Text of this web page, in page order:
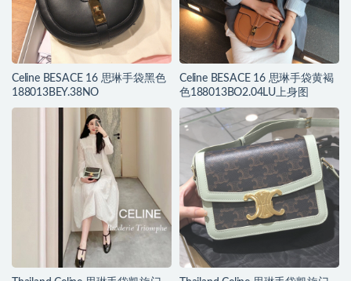
Celine BESACE 16 思琳手袋黑色
188013BEY.38NO
Celine BESACE 16 思琳手袋黄褐
色188013BO2.04LU上身图